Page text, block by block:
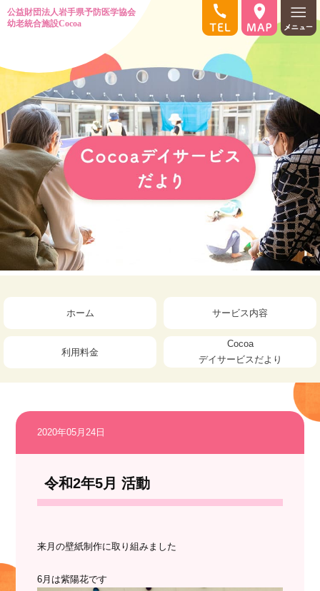
ホーム サービス内容
利用料金
Cocoa
デイサービスだより
2020年05月24日
令和2年5月 活動
来月の壁紙制作に取り組みました
6月は紫陽花です